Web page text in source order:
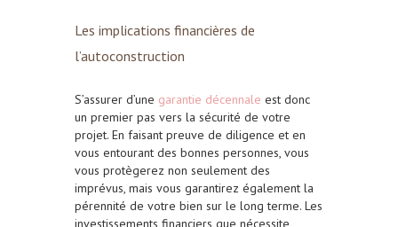
Les implications financières de
l’autoconstruction
S’assurer d’une garantie décennale est donc
un premier pas vers la sécurité de votre
projet. En faisant preuve de diligence et en
vous entourant des bonnes personnes, vous
vous protègerez non seulement des
imprévus, mais vous garantirez également la
pérennité de votre bien sur le long terme. Les
investissements financiers que nécessite